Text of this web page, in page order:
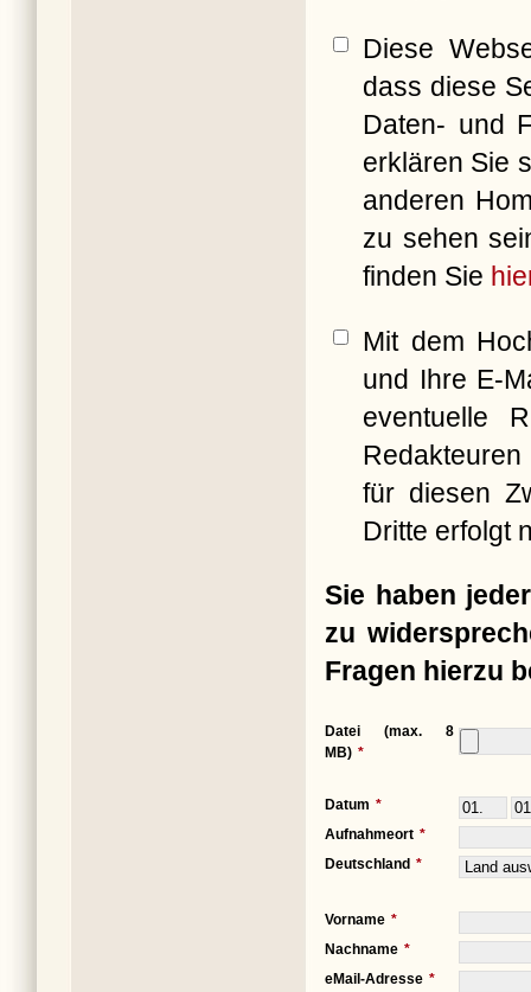
Diese
dass diese
Daten- und
erklären Sie
anderen
zu sehen
finden Sie
Mit dem
und Ihre E-
eventuelle
für diesen
Dritte erfolgt
Sie haben
zu
Fragen hierzu
Datei (max. 8
MB)
Datum
Aufnahmeort
Deutschland
Vorname
Nachname
eMail-Adresse